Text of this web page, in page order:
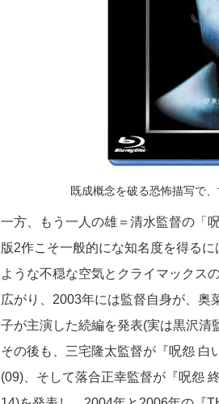
既成概念を破る恐怖描写で
一方、もう一人の雄＝清水監督の「
版2作こそ一般的にな知名度を得る
ような不穏な空気とクライマックス
広がり、2003年には監督自身が、奥
子が主演した続編を発表(実は黒沢清
その後も、三宅隆太監督が『呪怨 白
(09)、そして落合正幸監督が『呪怨